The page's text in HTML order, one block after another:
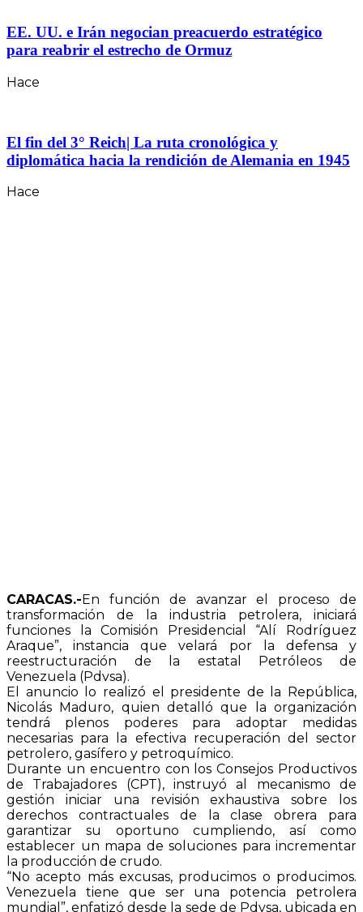
EE. UU. e Irán negocian preacuerdo estratégico
para reabrir el estrecho de Ormuz
Hace
El fin del 3° Reich| La ruta cronológica y
diplomática hacia la rendición de Alemania en 1945
Hace
CARACAS.- En función de avanzar el proceso de
transformación de la industria petrolera, iniciará
funciones la Comisión Presidencial “Alí Rodríguez
Araque”, instancia que velará por la defensa y
reestructuración de la estatal Petróleos de
Venezuela (Pdvsa).
El anuncio lo realizó el presidente de la República,
Nicolás Maduro, quien detalló que la organización
tendrá plenos poderes para adoptar medidas
necesarias para la efectiva recuperación del sector
petrolero, gasífero y petroquímico.
Durante un encuentro con los Consejos Productivos
de Trabajadores (CPT), instruyó al mecanismo de
gestión iniciar una revisión exhaustiva sobre los
derechos contractuales de la clase obrera para
garantizar su oportuno cumpliendo, así como
establecer un mapa de soluciones para incrementar
la producción de crudo.
“No acepto más excusas, producimos o producimos.
Venezuela tiene que ser una potencia petrolera
mundial”, enfatizó desde la sede de Pdvsa, ubicada en